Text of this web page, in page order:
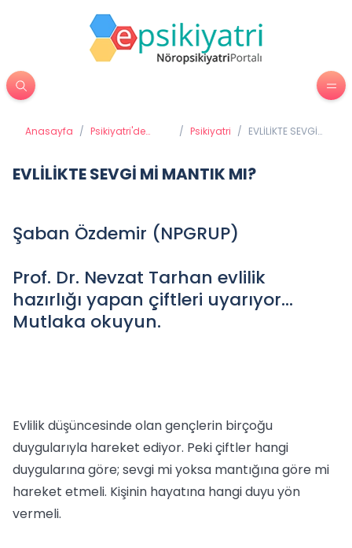
Anasayfa / Psikiyatri'de
/ Psikiyatri / EVLİLİKTE SEVGİ
EVLİLİKTE SEVGİ Mİ MANTIK MI?
Şaban Özdemir (NPGRUP)
Prof. Dr. Nevzat Tarhan evlilik
hazırlığı yapan çiftleri uyarıyor…
Mutlaka okuyun.
Evlilik düşüncesinde olan gençlerin birçoğu
duygularıyla hareket ediyor. Peki çiftler hangi
duygularına göre; sevgi mi yoksa mantığına göre mi
hareket etmeli. Kişinin hayatına hangi duyu yön
vermeli.